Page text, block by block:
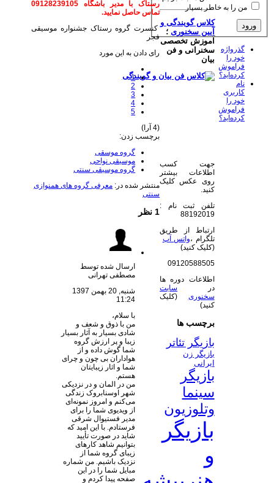
رستاک با مدیر باشگاه 09128239105
تماس حاصل نمایید.
کنسرت گروه رستاک جشنواره موسیقی
فجر
رای دادن به این مورد
1
2
3
4
5
(4 آرا)
برچسب زدن:
گروه موسقی
موسیقی نواحی
گروه موسیقی سنتی
منتشر شده در: معرفی گروه های همنوازی
سنتی
1 نظر
ارسال شده توسط
مصطفی تهرانی
شنبه, 20 بهمن 1397
11:24
با سلام،
من با ذوق و شعف و
شادی بسیار به آثار بسیار
زیبا و پر ارزش گروه
شما گوش داده و از
هواداران بی چون و چرای
شما و اثار زیبایتان
هستم.
من در المان و در نزدیکی
شهر اوسنابروک زندگی
می‌کنم و امروز نمونه‌ای
از ویدیوی شما را برای
مدیر فستیوال شرقی
فرستادم. با این امید که
شاید در صورت تأیید
بتوانیم شاهد کارهای
زیبای گروه شما از
نزدیک باشیم. من شماره
مبایل شما را در این
صفحه پیدا کردم و
کلاس گویندگی و
آیین سخنوری ؛
آموزش تخصصی
سخنرانی و فن
بیان
جهت کسب
اطلاعات بیشتر
روی عکس کلیک
کنید.
تلفن ثبت نام :
88192019
ارتباط از طریق
تلگرام ،واتس آپ
(کلیک کنید)
09120588505
اطلاعات دوره ها
در سایت
سخنوری (کلیک
کنید)
برچسب ها
بازیگر تئاتر
بازیگر زن
ایرانی
بازیگر
سینما
وتلوزیون
بازیگر
و
من را به خاطر بسپار
گذرواژه
خود را
فراموش
کرده‌اید؟
نام
کاربری
خود را
فراموش
کرده‌اید؟